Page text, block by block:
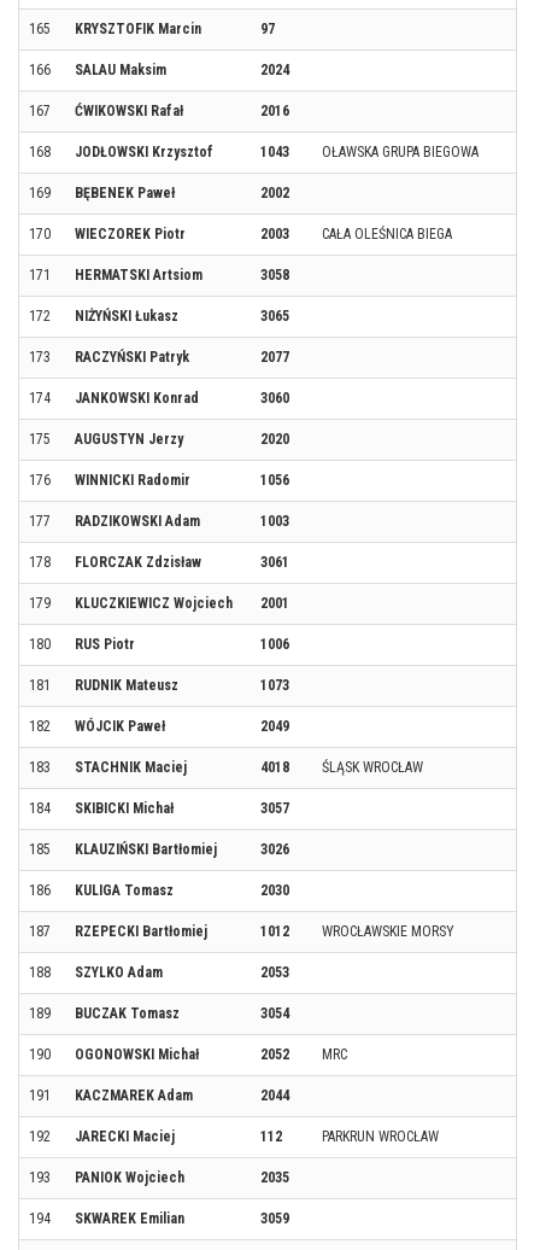
165 KRYSZTOFIK Marcin 97
166 SALAU Maksim 2024
167 ĆWIKOWSKI Rafał 2016
168 JODŁOWSKI Krzysztof 1043 OŁAWSKA GRUPA BIEGOWA
169 BĘBENEK Paweł 2002
170 WIECZOREK Piotr 2003 CAŁA OLEŚNICA BIEGA
171 HERMATSKI Artsiom 3058
172 NIŻYŃSKI Łukasz 3065
173 RACZYŃSKI Patryk 2077
174 JANKOWSKI Konrad 3060
175 AUGUSTYN Jerzy 2020
176 WINNICKI Radomir 1056
177 RADZIKOWSKI Adam 1003
178 FLORCZAK Zdzisław 3061
179 KLUCZKIEWICZ Wojciech 2001
180 RUS Piotr 1006
181 RUDNIK Mateusz 1073
182 WÓJCIK Paweł 2049
183 STACHNIK Maciej 4018 ŚLĄSK WROCŁAW
184 SKIBICKI Michał 3057
185 KLAUZIŃSKI Bartłomiej 3026
186 KULIGA Tomasz 2030
187 RZEPECKI Bartłomiej 1012 WROCŁAWSKIE MORSY
188 SZYLKO Adam 2053
189 BUCZAK Tomasz 3054
190 OGONOWSKI Michał 2052 MRC
191 KACZMAREK Adam 2044
192 JARECKI Maciej 112 PARKRUN WROCŁAW
193 PANIOK Wojciech 2035
194 SKWAREK Emilian 3059